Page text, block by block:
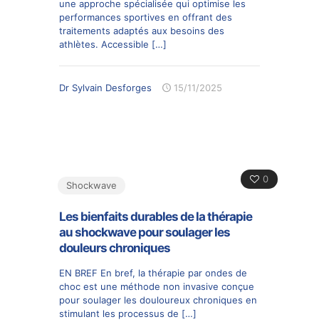
une approche spécialisée qui optimise les
performances sportives en offrant des
traitements adaptés aux besoins des
athlètes. Accessible […]
Dr Sylvain Desforges 15/11/2025
0
Shockwave
Les bienfaits durables de la thérapie
au shockwave pour soulager les
douleurs chroniques
EN BREF En bref, la thérapie par ondes de
choc est une méthode non invasive conçue
pour soulager les douloureux chroniques en
stimulant les processus de […]